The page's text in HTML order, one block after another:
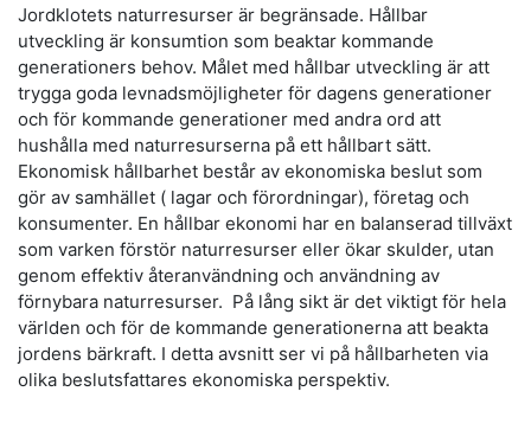
Jordklotets naturresurser är begränsade. Hållbar
utveckling är konsumtion som beaktar kommande
generationers behov. Målet med hållbar utveckling är att
trygga goda levnadsmöjligheter för dagens generationer
och för kommande generationer med andra ord att
hushålla med naturresurserna på ett hållbart sätt.
Ekonomisk hållbarhet består av ekonomiska beslut som
gör av samhället ( lagar och förordningar), företag och
konsumenter. En hållbar ekonomi har en balanserad tillväxt
som varken förstör naturresurser eller ökar skulder, utan
genom effektiv återanvändning och användning av
förnybara naturresurser. På lång sikt är det viktigt för hela
världen och för de kommande generationerna att beakta
jordens bärkraft. I detta avsnitt ser vi på hållbarheten via
olika beslutsfattares ekonomiska perspektiv.